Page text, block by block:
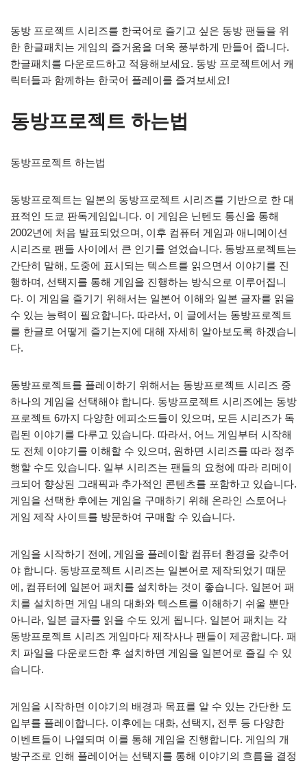
동방 프로젝트 시리즈를 한국어로 즐기고 싶은 동방 팬들을 위
한 한글패치는 게임의 즐거움을 더욱 풍부하게 만들어 줍니다.
한글패치를 다운로드하고 적용해보세요. 동방 프로젝트에서 캐
릭터들과 함께하는 한국어 플레이를 즐겨보세요!
동방프로젝트 하는법
동방프로젝트 하는법
동방프로젝트는 일본의 동방프로젝트 시리즈를 기반으로 한 대
표적인 도쿄 판독게임입니다. 이 게임은 닌텐도 통신을 통해
2002년에 처음 발표되었으며, 이후 컴퓨터 게임과 애니메이션
시리즈로 팬들 사이에서 큰 인기를 얻었습니다. 동방프로젝트는
간단히 말해, 도중에 표시되는 텍스트를 읽으면서 이야기를 진
행하며, 선택지를 통해 게임을 진행하는 방식으로 이루어집니
다. 이 게임을 즐기기 위해서는 일본어 이해와 일본 글자를 읽을
수 있는 능력이 필요합니다. 따라서, 이 글에서는 동방프로젝트
를 한글로 어떻게 즐기는지에 대해 자세히 알아보도록 하겠습니
다.
동방프로젝트를 플레이하기 위해서는 동방프로젝트 시리즈 중
하나의 게임을 선택해야 합니다. 동방프로젝트 시리즈에는 동방
프로젝트 6까지 다양한 에피소드들이 있으며, 모든 시리즈가 독
립된 이야기를 다루고 있습니다. 따라서, 어느 게임부터 시작해
도 전체 이야기를 이해할 수 있으며, 원하면 시리즈를 따라 정주
행할 수도 있습니다. 일부 시리즈는 팬들의 요청에 따라 리메이
크되어 향상된 그래픽과 추가적인 콘텐츠를 포함하고 있습니다.
게임을 선택한 후에는 게임을 구매하기 위해 온라인 스토어나
게임 제작 사이트를 방문하여 구매할 수 있습니다.
게임을 시작하기 전에, 게임을 플레이할 컴퓨터 환경을 갖추어
야 합니다. 동방프로젝트 시리즈는 일본어로 제작되었기 때문
에, 컴퓨터에 일본어 패치를 설치하는 것이 좋습니다. 일본어 패
치를 설치하면 게임 내의 대화와 텍스트를 이해하기 쉬울 뿐만
아니라, 일본 글자를 읽을 수도 있게 됩니다. 일본어 패치는 각
동방프로젝트 시리즈 게임마다 제작사나 팬들이 제공합니다. 패
치 파일을 다운로드한 후 설치하면 게임을 일본어로 즐길 수 있
습니다.
게임을 시작하면 이야기의 배경과 목표를 알 수 있는 간단한 도
입부를 플레이합니다. 이후에는 대화, 선택지, 전투 등 다양한
이벤트들이 나열되며 이를 통해 게임을 진행합니다. 게임의 개
방구조로 인해 플레이어는 선택지를 통해 이야기의 흐름을 결정